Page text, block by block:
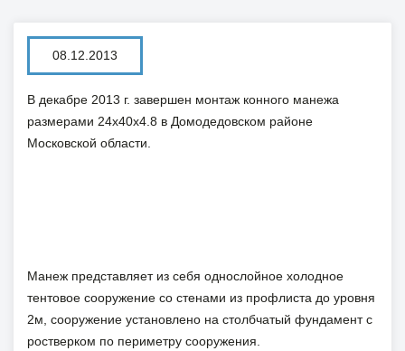
08.12.2013
В декабре 2013 г. завершен монтаж конного манежа
размерами 24х40х4.8 в Домодедовском районе
Московской области.
Манеж представляет из себя однослойное холодное
тентовое сооружение со стенами из профлиста до уровня
2м, сооружение установлено на столбчатый фундамент с
ростверком по периметру сооружения.